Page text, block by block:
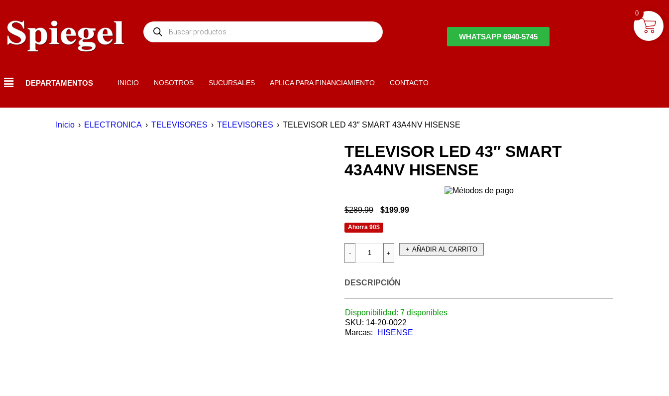
WHATSAPP 6940-5745
DEPARTAMENTOS INICIO NOSOTROS SUCURSALES APLICA PARA FINANCIAMIENTO CONTACTO
Inicio › ELECTRONICA › TELEVISORES › TELEVISORES › TELEVISOR LED 43″ SMART 43A4NV HISENSE
TELEVISOR LED 43″ SMART
43A4NV HISENSE
$289.99 $199.99
Ahorra 90$
AÑADIR AL CARRITO
DESCRIPCIÓN
Disponibilidad: 7 disponibles
SKU: 14-20-0022
Marcas:
HISENSE
0